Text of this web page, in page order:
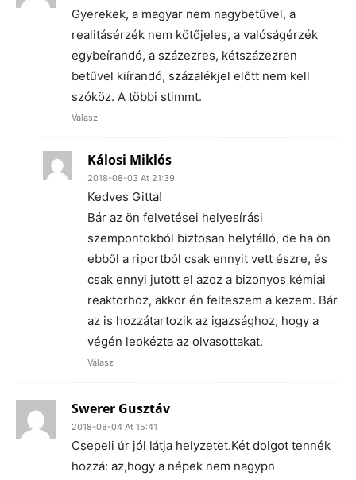
Gyerekek, a magyar nem nagybetűvel, a
realitásérzék nem kötőjeles, a valóságérzék
egybeírandó, a százezres, kétszázezren
betűvel kiírandó, százalékjel előtt nem kell
szóköz. A többi stimmt.
Válasz
Kálosi Miklós
2018-08-03 At 21:39
Kedves Gitta!
Bár az ön felvetései helyesírási
szempontokból biztosan helytálló, de ha ön
ebből a riportból csak ennyit vett észre, és
csak ennyi jutott el azoz a bizonyos kémiai
reaktorhoz, akkor én felteszem a kezem. Bár
az is hozzátartozik az igazsághoz, hogy a
végén leokézta az olvasottakat.
Válasz
Swerer Gusztáv
2018-08-04 At 15:41
Csepeli úr jól látja helyzetet.Két dolgot tennék
hozzá: az,hogy a népek nem nagypn